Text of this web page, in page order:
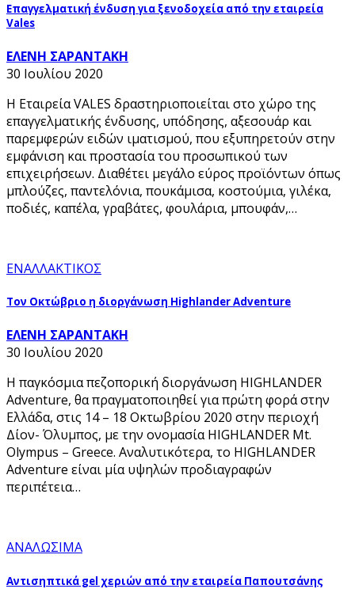
Επαγγελματική ένδυση για ξενοδοχεία από την εταιρεία
Vales
ΕΛΕΝΗ ΣΑΡΑΝΤΑΚΗ
30 Ιουλίου 2020
Η Εταιρεία VALES δραστηριοποιείται στο χώρο της
επαγγελματικής ένδυσης, υπόδησης, αξεσουάρ και
παρεμφερών ειδών ιματισμού, που εξυπηρετούν στην
εμφάνιση και προστασία του προσωπικού των
επιχειρήσεων. Διαθέτει μεγάλο εύρος προϊόντων όπως
μπλούζες, παντελόνια, πουκάμισα, κοστούμια, γιλέκα,
ποδιές, καπέλα, γραβάτες, φουλάρια, μπουφάν,…
ΕΝΑΛΛΑΚΤΙΚΟΣ
Τον Οκτώβριο η διοργάνωση Highlander Adventure
ΕΛΕΝΗ ΣΑΡΑΝΤΑΚΗ
30 Ιουλίου 2020
Η παγκόσμια πεζοπορική διοργάνωση HIGHLANDER
Adventure, θα πραγματοποιηθεί για πρώτη φορά στην
Ελλάδα, στις 14 – 18 Οκτωβρίου 2020 στην περιοχή
Δίον- Όλυμπος, με την ονομασία HIGHLANDER Mt.
Olympus – Greece. Αναλυτικότερα, το HIGHLANDER
Adventure είναι μία υψηλών προδιαγραφών
περιπέτεια…
ΑΝΑΛΩΣΙΜΑ
Αντισηπτικά gel χεριών από την εταιρεία Παπουτσάνης